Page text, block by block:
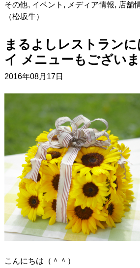
その他, イベント , メディア情報, 店舗
（松坂牛）
まるよしレストラン
イ メニューもございま
2016年08月17日
こんにちは（＾＾）